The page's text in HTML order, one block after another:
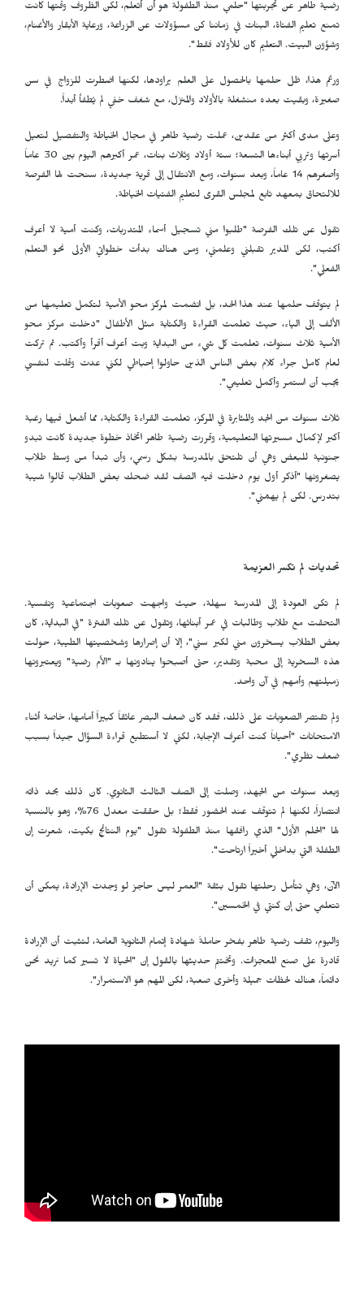
رضية طاهر عن تجربتها "حلمي منذ الطفولة هو أن أتعلم، لكن الظروف وقتها كانت
تمنع تعليم الفتاة، البنات في زماننا كن مسؤولات عن الزراعة، ورعاية الأبقار والأغنام،
وشؤون البيت. التعليم كان للأولاد فقط".
ورغم هذا، ظل حلمها بالحصول على العلم يراودها، لكنها اضطرت للزواج في سن
صغيرة، وبقيت بعده منشغلة بالأولاد والمنزل، مع شغف خفي لم يُطفأ أبداً.
وعلى مدى أكثر من عقدين، عملت رضية طاهر في مجال الخياطة والتفصيل لتعيل
أسرتها وتربي أبناءها التسعة؛ ستة أولاد وثلاث بنات، عمر أكبرهم اليوم بين 30 عاماً
وأصغرهم 14 عاماً، وبعد سنوات، ومع الانتقال إلى قرية جديدة، سنحت لها الفرصة
للالتحاق بمعهد تابع لمجلس القرى لتعليم الفتيات الخياطة.
تقول عن تلك الفرصة "طلبوا مني تسجيل أسماء المتدربات، وكنت أمية لا أعرف
أكتب، لكن المدير تقبلني وعلمني، ومن هناك بدأت خطواتي الأولى نحو التعلم
الفعلي".
لم يتوقف حلمها عند هذا الحد، بل انضمت لمركز محو الأمية لتكمل تعليمها من
الألف إلى الياء، حيث تعلمت القراءة والكتابة مثل الأطفال "دخلت مركز محو
الأمية ثلاث سنوات، تعلمت كل شيء من البداية وبت أعرف أقرأ وأكتب. ثم تركت
لعام كامل جراء كلام بعض الناس الذين حاولوا إحباطي لكني عدت وقلت لنفسي
يجب أن استمر وأكمل تعليمي".
ثلاث سنوات من الجد والمثابرة في المركز، تعلمت القراءة والكتابة، مما أشعل فيها رغبة
أكبر لإكمال مسيرتها التعليمية، وقررت رضية طاهر اتخاذ خطوة جديدة كانت تبدو
جنونية للبعض وهي أن تلتحق بالمدرسة بشكل رسمي، وأن تبدأ من وسط طلاب
يصغرونها "أذكر أول يوم دخلت فيه الصف لقد ضحك بعض الطلاب قالوا شيبة
بتدرس. لكن لم يهمّني".
تحديات لم تكسر العزيمة
لم تكن العودة إلى المدرسة سهلة، حيث واجهت صعوبات اجتماعية ونفسية.
التحقت مع طلاب وطالبات في عمر أبنائها، وتقول عن تلك الفترة "في البداية، كان
بعض الطلاب يسخرون مني لكبر سني"، إلا أن إصرارها وشخصيتها الطيبة، حولت
هذه السخرية إلى محبة وتقدير، حتى أصبحوا ينادونها بـ "الأم رضية" ويعتبرونها
زميلتهم وأمهم في آن واحد.
ولم تقتصر الصعوبات على ذلك، فقد كان ضعف البصر عائقاً كبيراً أمامها، خاصة أثناء
الامتحانات "أحياناً كنت أعرف الإجابة، لكني لا أستطيع قراءة السؤال جيداً بسبب
ضعف نظري".
وبعد سنوات من الجهد، وصلت إلى الصف الثالث الثانوي. كان ذلك بحد ذاته
انتصاراً، لكنها لم تتوقف عند الحضور فقط؛ بل حققت معدل 76%، وهو بالنسبة
لها "الحلم الأول" الذي رافقها منذ الطفولة تقول "يوم النتائج بكيت، شعرت إن
الطفلة التي بداخلي أخيراً ارتاحت".
الآن، وهي تتأمل رحلتها تقول بثقة "العمر ليس حاجز لو وجدت الإرادة، يمكن أن
تتعلمي حتى إن كنتي في الخمسين".
واليوم، تقف رضية طاهر بفخر حاملةً شهادة إتمام الثانوية العامة، لتثبت أن الإرادة
قادرة على صنع المعجزات. وتختتم حديثها بالقول إن "الحياة لا تسير كما نريد نحن
دائماً، هناك لحظات جميلة وأخرى صعبة، لكن المهم هو الاستمرار".